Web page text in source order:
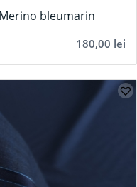
bleumarin
180,00 lei